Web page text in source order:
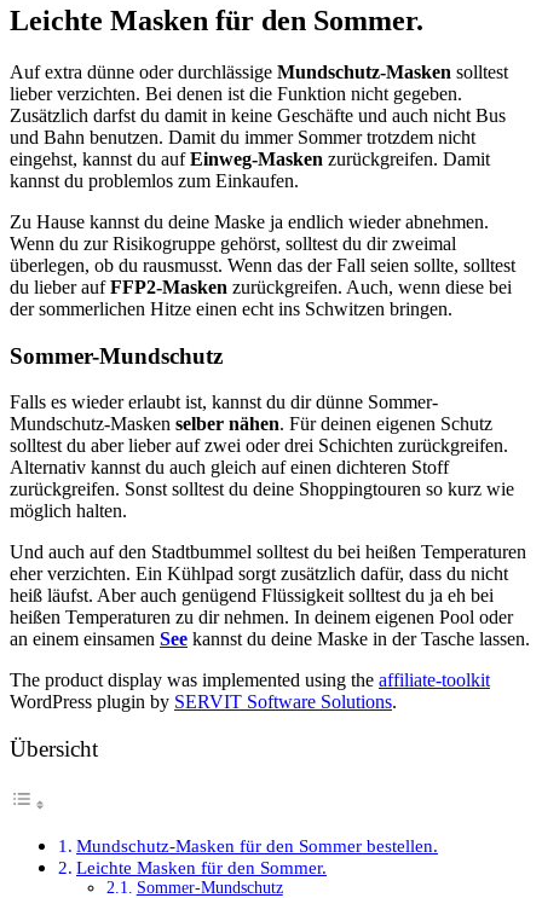
Leichte Masken für den Sommer.
Auf extra dünne oder durchlässige Mundschutz-Masken solltest
lieber verzichten. Bei denen ist die Funktion nicht gegeben.
Zusätzlich darfst du damit in keine Geschäfte und auch nicht Bus
und Bahn benutzen. Damit du immer Sommer trotzdem nicht
eingehst, kannst du aufEinweg-Masken zurückgreifen. Damit
kannst du problemlos zum Einkaufen.
Zu Hause kannst du deine Maske ja endlich wieder abnehmen.
Wenn du zur Risikogruppe gehörst, solltest du dir zweimal
überlegen, ob du rausmusst. Wenn das der Fall seien sollte, solltest
du lieber aufFFP2-Masken zurückgreifen. Auch, wenn diese bei
der sommerlichen Hitze einen echt ins Schwitzen bringen.
Sommer-Mundschutz
Falls es wieder erlaubt ist, kannst du dir dünne Sommer-
Mundschutz-Masken selber nähen. Für deinen eigenen Schutz
solltest du aber lieber auf zwei oder drei Schichten zurückgreifen.
Alternativ kannst du auch gleich auf einen dichteren Stoff
zurückgreifen. Sonst solltest du deine Shoppingtouren so kurz wie
möglich halten.
Und auch auf den Stadtbummel solltest du bei heißen Temperaturen
eher verzichten. Ein Kühlpad sorgt zusätzlich dafür, dass du nicht
heiß läufst. Aber auch genügend Flüssigkeit solltest du ja eh bei
heißen Temperaturen zu dir nehmen. In deinem eigenen Pool oder
an einem einsamen See kannst du deine Maske in der Tasche lassen.
The product display was implemented using the affiliate-toolkit
WordPress plugin by SERVIT Software Solutions.
Übersicht
Mundschutz-Masken für den Sommer bestellen.
Leichte Masken für den Sommer.
Sommer-Mundschutz